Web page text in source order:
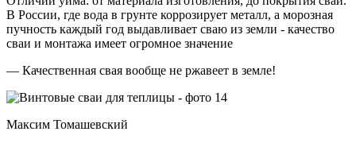
В России, где вода в грунте коррозирует металл, а морозная
пучность каждый год выдавливает сваю из земли - качество
сваи и монтажа имеет огромное значение
— Качественная свая вообще не ржавеет в земле!
Максим Томашевский